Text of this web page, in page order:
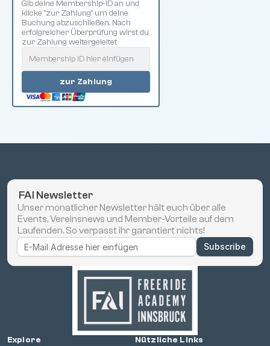
Gib deine Membership-ID an und
klicke "zur Zahlung" um deine
Buchung abzuschließen. Nach
erfolgreicher Überprüfung wirst du
zur Zahlung weitergeleitet
zur Zahlung
Explore Nützliche Links
FAI Newsletter
Unser monatlicher Newsletter hält euch über alle
Events, Vereinsnews und Member-Vorteile auf dem
Laufenden. So verpasst ihr garantiert nichts!